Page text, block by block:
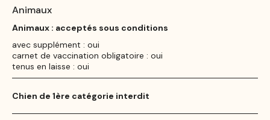
Animaux
Animaux : acceptés sous conditions
avec supplément : oui
carnet de vaccination obligatoire : oui
tenus en laisse : oui
Chien de 1ère catégorie interdit